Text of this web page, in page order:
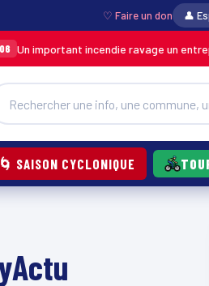
♡ Faire un don 👤
Un important incendie ravage un entrepôt
🌀 SAISON CYCLONIQUE